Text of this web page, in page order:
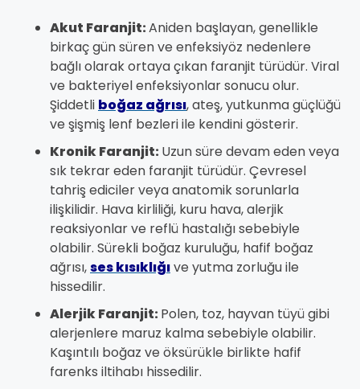
Akut Faranjit:Aniden başlayan, genellikle
birkaç gün süren ve enfeksiyöz nedenlere
bağlı olarak ortaya çıkan faranjit türüdür. Viral
ve bakteriyel enfeksiyonlar sonucu olur.
Şiddetli boğaz ağrısı, ateş, yutkunma güçlüğü
ve şişmiş lenf bezleri ile kendini gösterir.
Kronik Faranjit:Uzun süre devam eden veya
sık tekrar eden faranjit türüdür. Çevresel
tahriş ediciler veya anatomik sorunlarla
ilişkilidir. Hava kirliliği, kuru hava, alerjik
reaksiyonlar ve reflü hastalığı sebebiyle
olabilir. Sürekli boğaz kuruluğu, hafif boğaz
ağrısı,ses kısıklığıve yutma zorluğu ile
hissedilir.
Alerjik Faranjit:Polen, toz, hayvan tüyü gibi
alerjenlere maruz kalma sebebiyle olabilir.
Kaşıntılı boğaz ve öksürükle birlikte hafif
farenks iltihabı hissedilir.